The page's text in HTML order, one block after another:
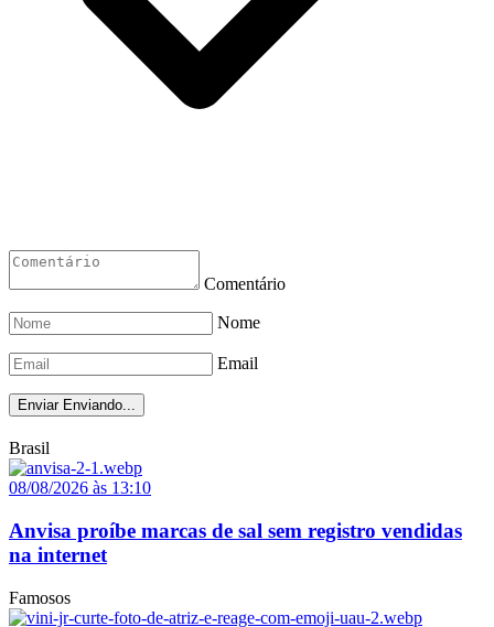
Comentário
Nome
Email
Enviar Enviando...
Brasil
08/08/2026 às 13:10
Anvisa proíbe marcas de sal sem registro vendidas
na internet
Famosos